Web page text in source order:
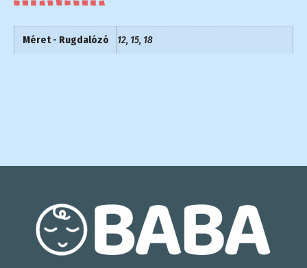
Méret - Rugdalózó 12, 15, 18